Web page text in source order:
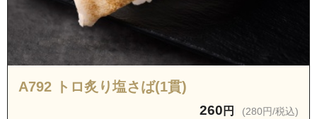
A792 トロ炙り塩さば(1貫)
260 円 (280円/税込)